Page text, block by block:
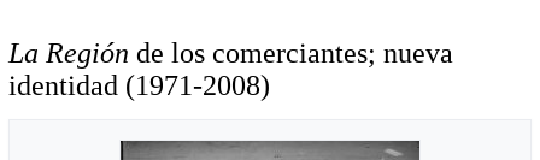
La Región de los comerciantes; nueva
identidad (1971-2008)